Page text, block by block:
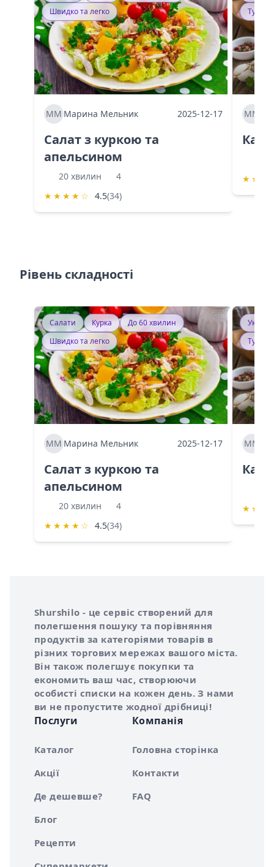
Швидко та легко
ММ Марина Мельник 2025-12-17
Салат з куркою та
апельсином
20 хвилин
4
★ ★ ★ ★ ☆ 4.5(34)
ММ
★ ★
Рівень складності
Салати Курка
До 60 хвилин
Швидко та легко
ММ Марина Мельник 2025-12-17
Салат з куркою та
апельсином
20 хвилин
4
★ ★ ★ ★ ☆ 4.5(34)
ММ
★ ★
Про сервіс Shurshilo
Shurshilo - це сервіс створений для
полегшення пошуку та порівняння
продуктів за категоріями товарів в
різних торгових мережах вашого міста.
Він також полегшує покупки та
економить ваш час, створюючи
особисті списки на кожен день. З нами
ви не пропустите жодної дрібниці!
Послуги
Каталог
Акції
Де дешевше?
Блог
Рецепти
Компанія
Головна сторінка
Контакти
FAQ